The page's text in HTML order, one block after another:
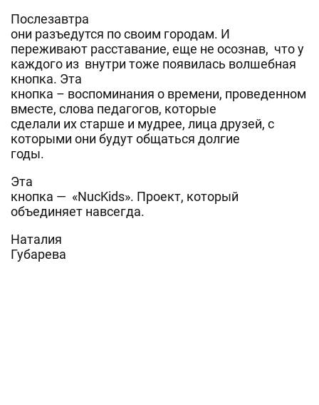
Послезавтра
они разъедутся по своим городам. И
переживают расставание, еще не осознав, что у
каждого из внутри тоже появилась волшебная
кнопка. Эта
кнопка – воспоминания о времени, проведенном
вместе, слова педагогов, которые
сделали их старше и мудрее, лица друзей, с
которыми они будут общаться долгие
годы.
Эта
кнопка — «NucKids». Проект, который
объединяет навсегда.
Наталия
Губарева